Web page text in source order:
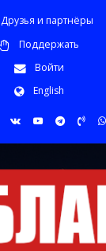
Друзья и партнёры
Поддержать
Войти
English